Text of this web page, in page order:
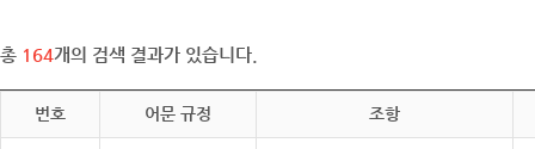
총 164개의 검색 결과가 있습니다.
번호 어문 규정 조항